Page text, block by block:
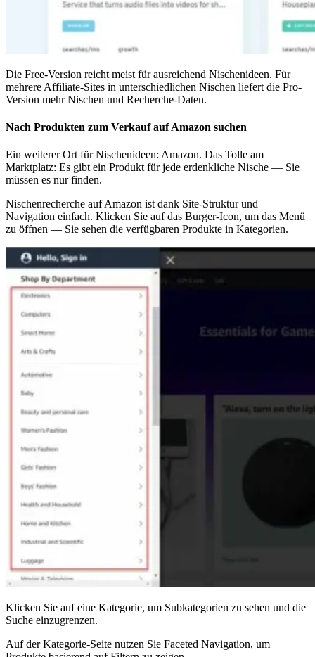
Die Free-Version reicht meist für ausreichend Nischenideen. Für
mehrere Affiliate-Sites in unterschiedlichen Nischen liefert die Pro-
Version mehr Nischen und Recherche-Daten.
Nach Produkten zum Verkauf auf Amazon suchen
Ein weiterer Ort für Nischenideen: Amazon. Das Tolle am
Marktplatz: Es gibt ein Produkt für jede erdenkliche Nische — Sie
müssen es nur finden.
Nischenrecherche auf Amazon ist dank Site-Struktur und
Navigation einfach. Klicken Sie auf das Burger-Icon, um das Menü
zu öffnen — Sie sehen die verfügbaren Produkte in Kategorien.
Klicken Sie auf eine Kategorie, um Subkategorien zu sehen und die
Suche einzugrenzen.
Auf der Kategorie-Seite nutzen Sie Faceted Navigation, um